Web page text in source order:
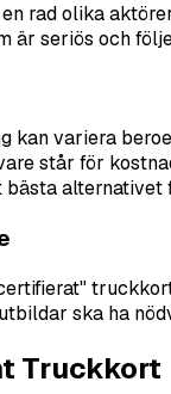
rad olika
är seriös och
kan variera
står för
alternativet
ska ha
Truckkort